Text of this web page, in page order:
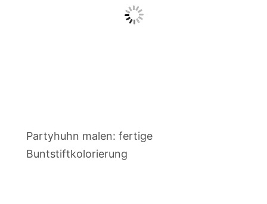
Partyhuhn malen: fertige
Buntstiftkolorierung